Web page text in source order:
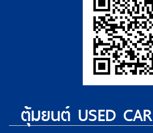
ตุ้มยนต์ USED CAR